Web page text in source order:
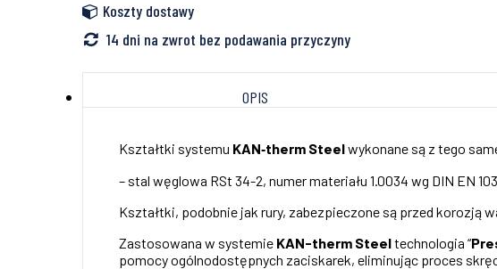
Koszty dostawy
14 dni na zwrot bez podawania przyczyny
OPIS
Kształtki systemu KAN‑therm Steelwykonane są z tego
– stal węglowa RSt 34-2, numer materiału 1.0034 wg DIN EN
Kształtki, podobnie jak rury, zabezpieczone są przed korozją
Zastosowana w systemie KAN-therm Steeltechnologia “
pomocy ogólnodostępnych zaciskarek, eliminując proces